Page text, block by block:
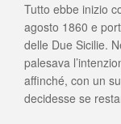
Tutto ebbe inizio
agosto 1860 e
delle Due Sicilie.
palesava
affinché, con un
decidesse se